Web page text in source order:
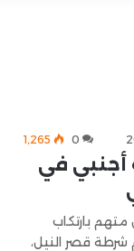
0 1٬265
في
بارتكاب
قصر النيل،